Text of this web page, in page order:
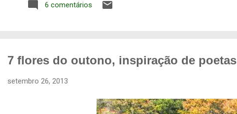
6 comentários
7 flores do outono, inspiração de poetas
setembro 26, 2013